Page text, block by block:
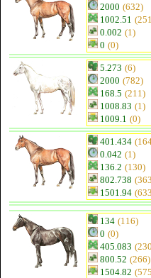
2000 (632)
1002.51
0.002 (1)
0 (0)
5.273 (6)
2000 (782)
168.5 (211)
1008.83 (1)
1009.1 (0)
401.434
0.042 (1)
136.2 (130)
802.738
1501.94
134 (116)
0 (0)
405.083
800.52 (266)
1504.82